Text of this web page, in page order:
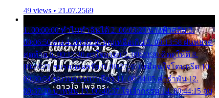
49 views • 21.07.2569
1. 00:00:00 ทำไมทำฉันได้ 2. 00:03:20 นางฟ้าสลัม 3.
00:06:50 คน 4. 00:10:36 บุญเหลือเกิน 5. 00:13:58 ฝนหยาด
สุดท้าย 6. 00:17:30 ยาใจยาจก 7. 00:20:30 คิดดูให้ดี 8.
00:24:21 ลบรอยแผลรัก 9. 00:27:35 เหมือนใจโดนกรีด 10.
00:30:54 ขบวนการเปาเปียว 11. 00:34:05 คำรำพัน 12.
00:37:20 ปาหนัน 13. 00:40:37 ใจเจ้ากรรม 14. 00:44:15 จูบ